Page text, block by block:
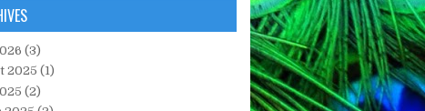
(3)
2025 (1)
(2)